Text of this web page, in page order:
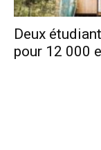
Deux
pour 12 000